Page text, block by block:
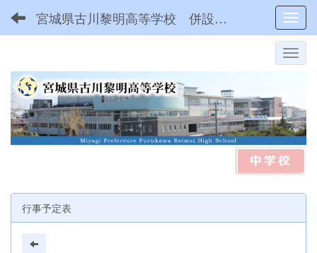
宮城県古川黎明高等学校 併設型中高一貫
行事予定表